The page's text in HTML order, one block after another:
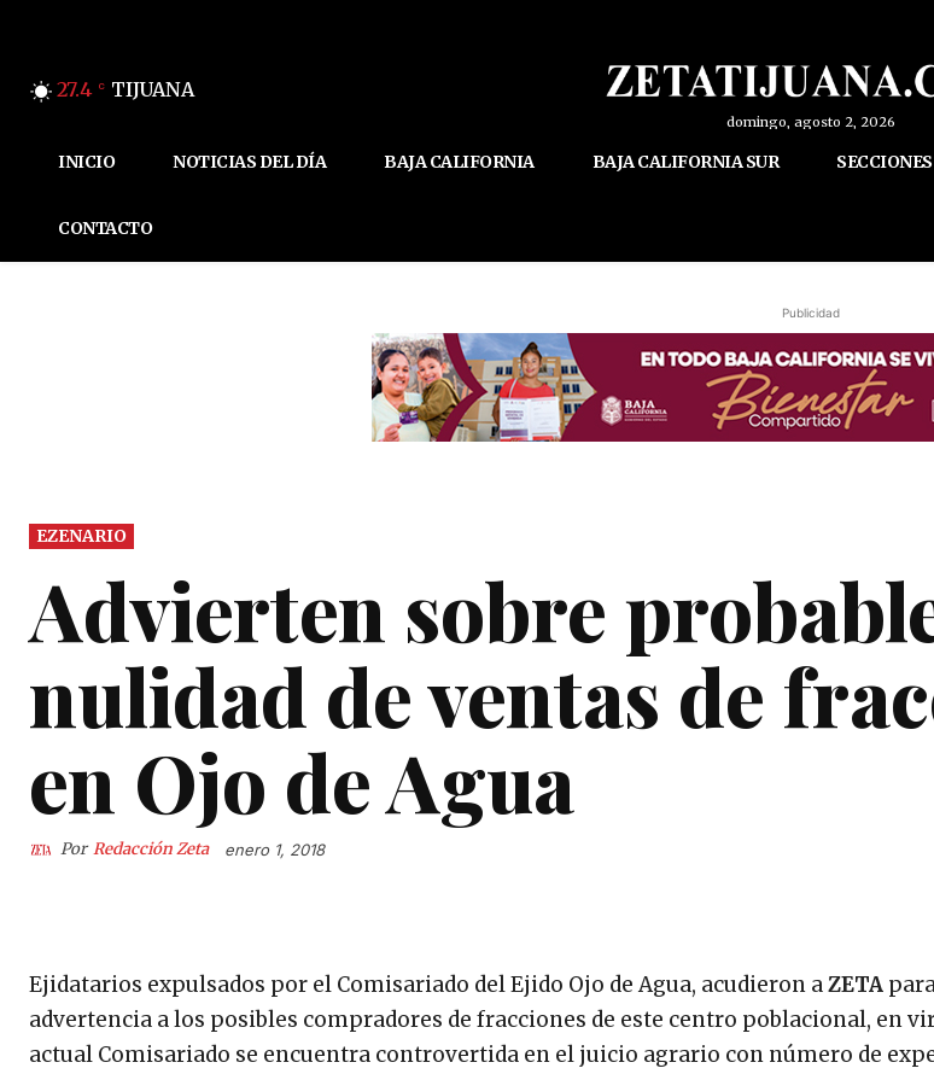
27.4 C TIJUANA
domingo, agosto 2, 2026
INICIO NOTICIAS DEL DÍA BAJA CALIFORNIA BAJA CALIFORNIA SUR SECCIONES
CONTACTO
Publicidad
EZENARIO
Advierten sobre
nulidad de ventas de
en Ojo de Agua
Por Redacción Zeta enero 1, 2018
Ejidatarios expulsados por el Comisariado del Ejido Ojo de Agua, acudieron aZETA
advertencia a los posibles compradores de fracciones de este centro poblacional, en
actual Comisariado se encuentra controvertida en el juicio agrario con número de